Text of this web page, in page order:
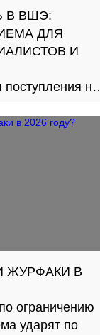
В ВШЭ:
ДЛЯ
И
на
с
ЖУРФАКИ В
ограничению
ударят по